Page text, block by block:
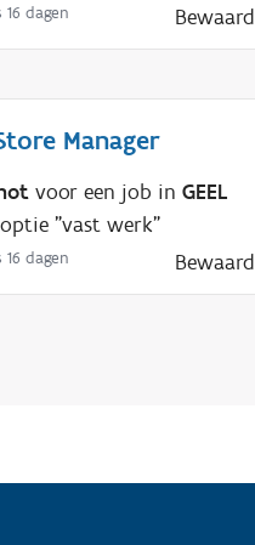
dagen Bewaard
Manager
voor een job in GEEL
"vast werk"
dagen Bewaard